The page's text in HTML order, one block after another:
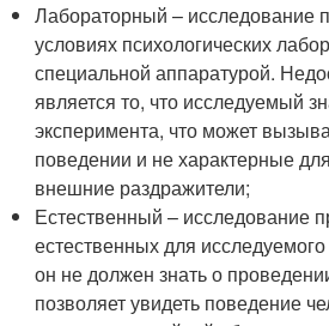
Лабораторный – исследование
условиях психологических
специальной аппаратурой.
является то, что исследуемый
эксперимента, что может
поведении и не характерные
внешние раздражители;
Естественный – исследование
естественных для
он не должен знать о
позволяет увидеть поведение